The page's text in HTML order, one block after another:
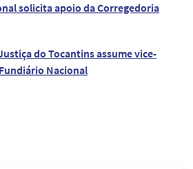
solicita apoio da Corregedoria
do Tocantins assume vice-
Nacional